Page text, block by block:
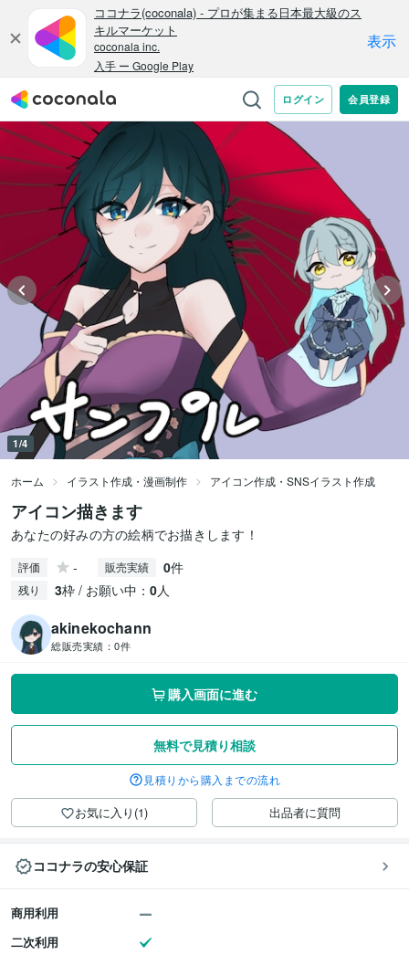
1/4
ホーム イラスト作成・漫画制作 アイコン作成・SNSイラスト作成
アイコン描きます
あなたの好みの方の絵柄でお描きします！
評価 - 販売実績 0件
残り 3枠 / お願い中： 0人
akinekochann
総販売実績： 0件
購入画面に進む
無料で見積り相談
見積りから購入までの流れ
お気に入り(1) 出品者に質問
ココナラの安心保証
商用利用
二次利用